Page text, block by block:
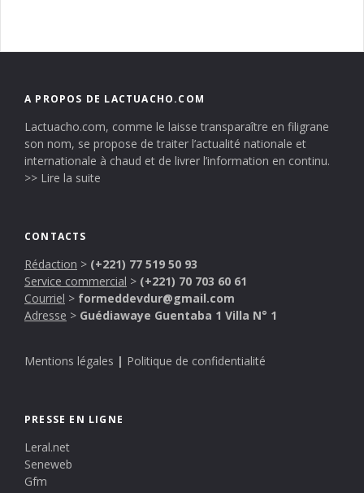
A PROPOS DE LACTUACHO.COM
Lactuacho.com, comme le laisse transparaître en filigrane
son nom, se propose de traiter l’actualité nationale et
internationale à chaud et de livrer l’information en continu.
>> Lire la suite
CONTACTS
Rédaction > (+221) 77 519 50 93
Service commercial > (+221) 70 703 60 61
Courriel > formeddevdur@gmail.com
Adresse > Guédiawaye Guentaba 1 Villa N° 1
Mentions légales | Politique de confidentialité
PRESSE EN LIGNE
Leral.net
Seneweb
Gfm